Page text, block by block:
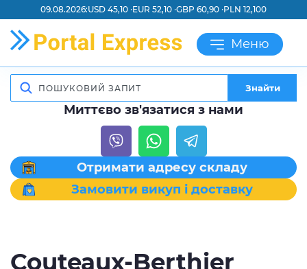
09.08.2026:USD 45,10 ·EUR 52,10 ·GBP 60,90 ·PLN 12,100
Меню
Знайти
Миттєво зв'язатися з нами
Отримати адресу складу
Замовити викуп і доставку
Couteaux-Berthier